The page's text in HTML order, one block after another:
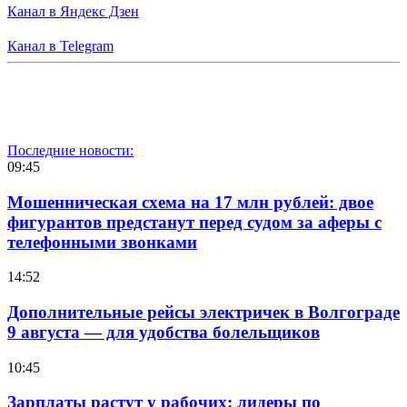
Канал в Яндекс Дзен
Канал в Telegram
Последние новости:
09:45
Мошенническая схема на 17 млн рублей: двое
фигурантов предстанут перед судом за аферы с
телефонными звонками
14:52
Дополнительные рейсы электричек в Волгограде
9 августа — для удобства болельщиков
10:45
Зарплаты растут у рабочих: лидеры по